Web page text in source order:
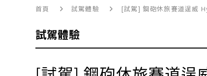
首頁 試駕體驗 [試駕] 鋼砲休旅賽道逞威
試駕體驗